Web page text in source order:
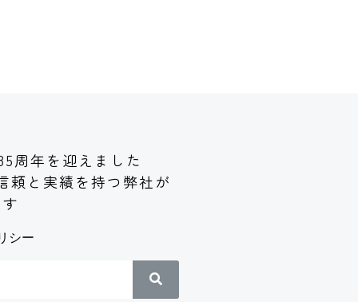
周年を迎えました
頼と実績を持つ弊社が
シー